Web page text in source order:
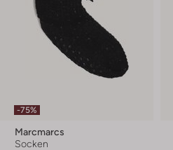
-75%
Marcmarcs
Socken